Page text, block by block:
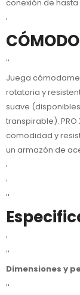
conexión de hasta
'
''
Juega
rotatoria y
suave
transpirable). PRO
comodidad y
un armazón de
'
'
''
'
''
Dimensiones y
''